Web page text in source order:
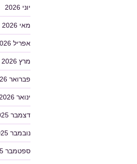
יוני 2026
מאי 2026
אפריל 2026
מרץ 2026
פברואר 2026
ינואר 2026
דצמבר 2025
נובמבר 2025
ספטמבר 2025